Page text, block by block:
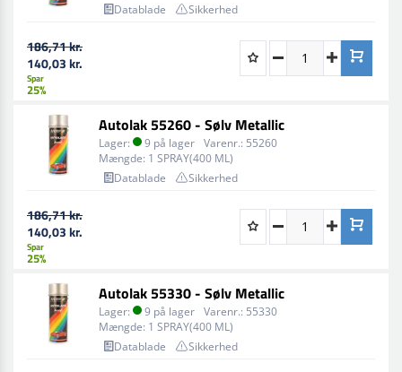
Datablade
Sikkerhed
186,71 kr.
140,03 kr.
Spar
25%
Autolak 55260 - Sølv Metallic
Lager: 9 på lager Varenr.: 55260
Mængde: 1 SPRAY(400 ML)
Datablade
Sikkerhed
186,71 kr.
140,03 kr.
Spar
25%
Autolak 55330 - Sølv Metallic
Lager: 9 på lager Varenr.: 55330
Mængde: 1 SPRAY(400 ML)
Datablade
Sikkerhed